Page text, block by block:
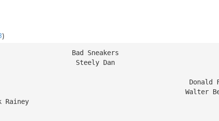
)
Bad Sneakers
Steely Dan
Bass
Rainey